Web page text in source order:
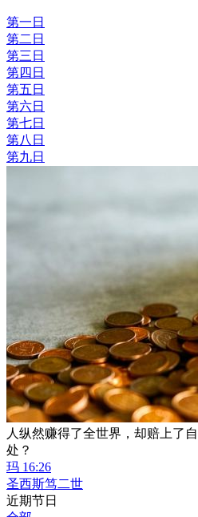
第一日
第二日
第三日
第四日
第五日
第六日
第七日
第八日
第九日
人纵然赚得了全世界，却赔上了
处？
玛 16:26
圣西斯笃二世
近期节日